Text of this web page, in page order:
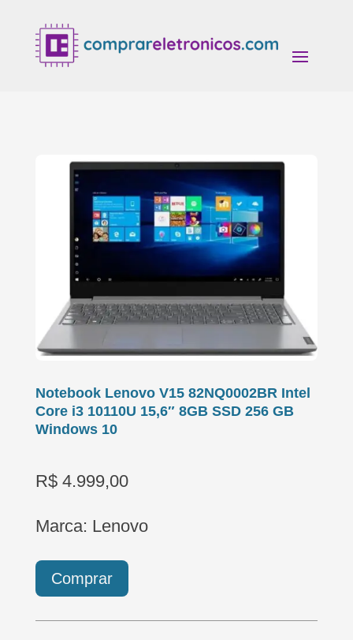
Notebook Lenovo V15 82NQ0002BR Intel
Core i3 10110U 15,6″ 8GB SSD 256 GB
Windows 10
R$ 4.999,00
Marca: Lenovo
Comprar